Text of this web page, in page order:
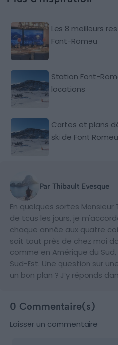
Les 8 meilleurs
Font-Romeu
Station Font-
locations
Cartes et plans
ski de Font Romeu
Par Thibault Evesque
En quelques sortes
de tous les jours, je
chaque année aux quatre
soit tout près de chez moi
comme en Amérique du
Sud-Est. Une question sur
un bon plan ? J’y réponds
0 Commentaire(s)
Laisser un commentaire